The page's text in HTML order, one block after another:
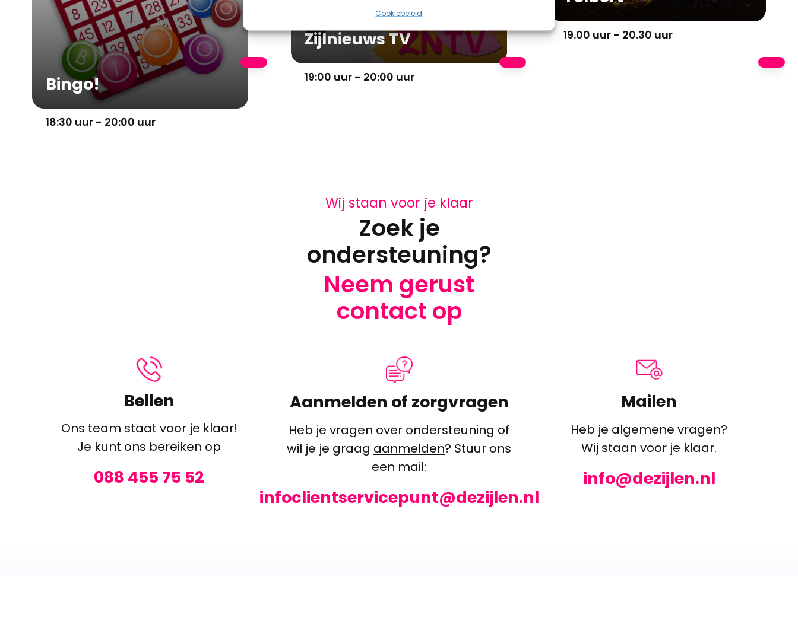
Cookiebeleid
Bingo!
18:30 uur - 20:00 uur
Zijlnieuws TV
19:00 uur - 20:00 uur
19.00 uur - 20.30 uur
Wij staan voor je klaar
Zoek je
ondersteuning?
Neem gerust
contact op
Bellen
Ons team staat voor je klaar!
Je kunt ons bereiken op
088 455 75 52
Aanmelden of zorgvragen
Heb je vragen over ondersteuning of
wil je je graag aanmelden? Stuur ons
een mail:
infoclientservicepunt@dezijlen.nl
Mailen
Heb je algemene vragen?
Wij staan voor je klaar.
info@dezijlen.nl